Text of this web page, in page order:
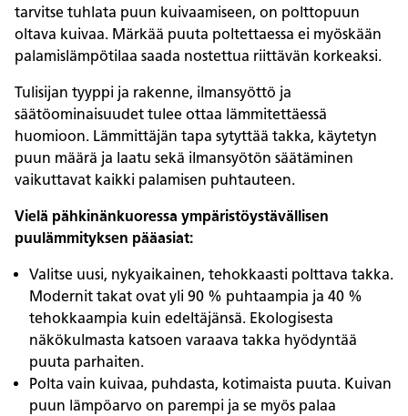
tarvitse tuhlata puun kuivaamiseen, on polttopuun
oltava kuivaa. Märkää puuta poltettaessa ei myöskään
palamislämpötilaa saada nostettua riittävän korkeaksi.
Tulisijan tyyppi ja rakenne, ilmansyöttö ja
säätöominaisuudet tulee ottaa lämmitettäessä
huomioon. Lämmittäjän tapa sytyttää takka, käytetyn
puun määrä ja laatu sekä ilmansyötön säätäminen
vaikuttavat kaikki palamisen puhtauteen.
Vielä pähkinänkuoressa ympäristöystävällisen
puulämmityksen pääasiat:
Valitse uusi, nykyaikainen, tehokkaasti polttava takka.
Modernit takat ovat yli 90 % puhtaampia ja 40 %
tehokkaampia kuin edeltäjänsä. Ekologisesta
näkökulmasta katsoen varaava takka hyödyntää
puuta parhaiten.
Polta vain kuivaa, puhdasta, kotimaista puuta. Kuivan
puun lämpöarvo on parempi ja se myös palaa